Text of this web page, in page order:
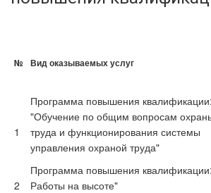
№ Вид оказываемых услуг
1
Программа повышения квалификации:
"Обучение по общим вопросам
труда и функционирования системы
управления охраной труда"
2
Программа повышения
Работы на высоте"